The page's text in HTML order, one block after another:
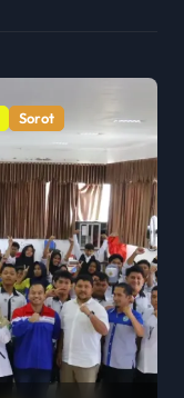
Sorot